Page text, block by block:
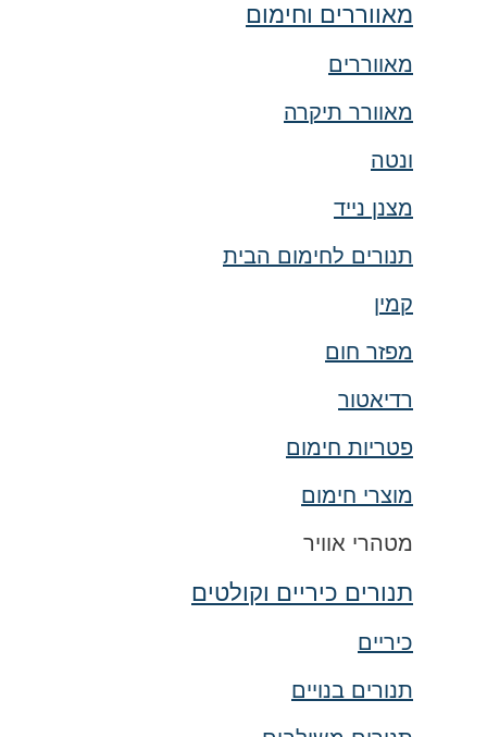
מאווררים וחימום
מאווררים
מאוורר תיקרה
ונטה
מצנן נייד
תנורים לחימום הבית
קמין
מפזר חום
רדיאטור
פטריות חימום
מוצרי חימום
מטהרי אוויר
תנורים כיריים וקולטים
כיריים
תנורים בנויים